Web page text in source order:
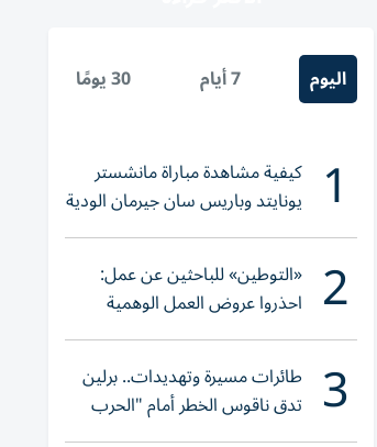
اليوم 7 أيام 30 يومًا
1 كيفية مشاهدة مباراة مانشستر
يونايتد وباريس سان جيرمان الودية
والقنوات الناقلة
2 «التوطين» للباحثين عن عمل:
احذروا عروض العمل الوهمية
وتحققوا عبر «الباركود»
3 طائرات مسيرة وتهديدات.. برلين
تدق ناقوس الخطر أمام "الحرب
الهجينة"